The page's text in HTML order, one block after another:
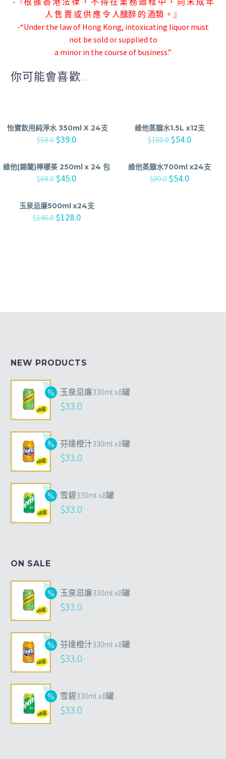
人 售 賣 或 供 應 令 人醺醉 的 酒類 。』
-“Under the law of Hong Kong, intoxicating liquor must
not be sold or supplied to
a minor in the course of business.”
你可能會喜歡...
怡寶飲用純淨水 350ml X 24支
$58.0 $39.0
維他蒸餾水1.5L x12支
$100.0 $54.0
維他(錫蘭)檸檬茶 250ml x 24 包
$68.0 $45.0
維他蒸餾水700ml x24支
$99.0 $54.0
玉泉忌廉500ml x24支
$146.0 $128.0
NEW PRODUCTS
玉泉忌廉330ml x8罐
$33.0
芬達橙汁330ml x8罐
$33.0
雪碧330ml x8罐
$33.0
ON SALE
玉泉忌廉330ml x8罐
$33.0
芬達橙汁330ml x8罐
$33.0
雪碧330ml x8罐
$33.0